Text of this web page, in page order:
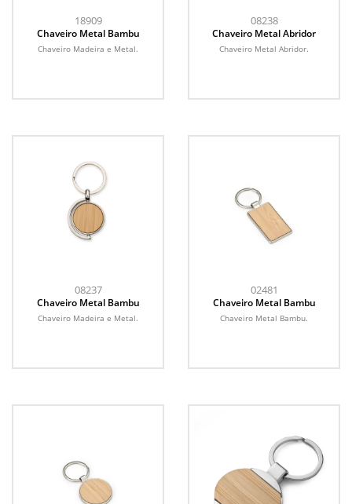
18909
Chaveiro Metal Bambu
Chaveiro Madeira e Metal.
08238
Chaveiro Metal Abridor
Chaveiro Metal Abridor.
08237
Chaveiro Metal Bambu
Chaveiro Madeira e Metal.
02481
Chaveiro Metal Bambu
Chaveiro Metal Bambu.